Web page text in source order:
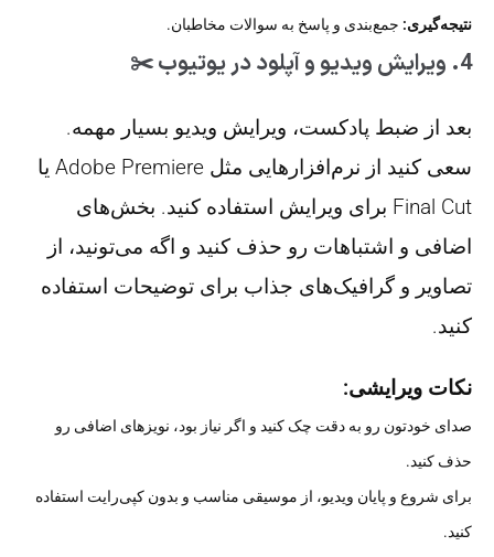
نتیجه‌گیری: جمع‌بندی و پاسخ به سوالات مخاطبان.
4. ویرایش ویدیو و آپلود در یوتیوب ✂️
بعد از ضبط پادکست، ویرایش ویدیو بسیار مهمه.
سعی کنید از نرم‌افزارهایی مثل Adobe Premiere یا
Final Cut برای ویرایش استفاده کنید. بخش‌های
اضافی و اشتباهات رو حذف کنید و اگه می‌تونید، از
تصاویر و گرافیک‌های جذاب برای توضیحات استفاده
کنید.
نکات ویرایشی:
صدای خودتون رو به دقت چک کنید و اگر نیاز بود، نویزهای اضافی رو
حذف کنید.
برای شروع و پایان ویدیو، از موسیقی مناسب و بدون کپی‌رایت استفاده
کنید.